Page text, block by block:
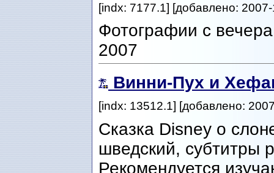
[indx: 7177.1] [добавлено:
Фотографии с
2007
Винни-Пух и
[indx: 13512.1] [добавлено:
Cказка Disney о
шведский, субтитры
Рекомендуется